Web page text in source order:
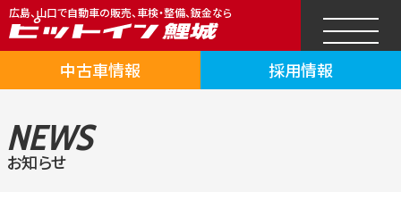
広島、山口で自動車の販売、車検・整備、鈑金なら
中古車情報 採用情報
NEWS
お知らせ